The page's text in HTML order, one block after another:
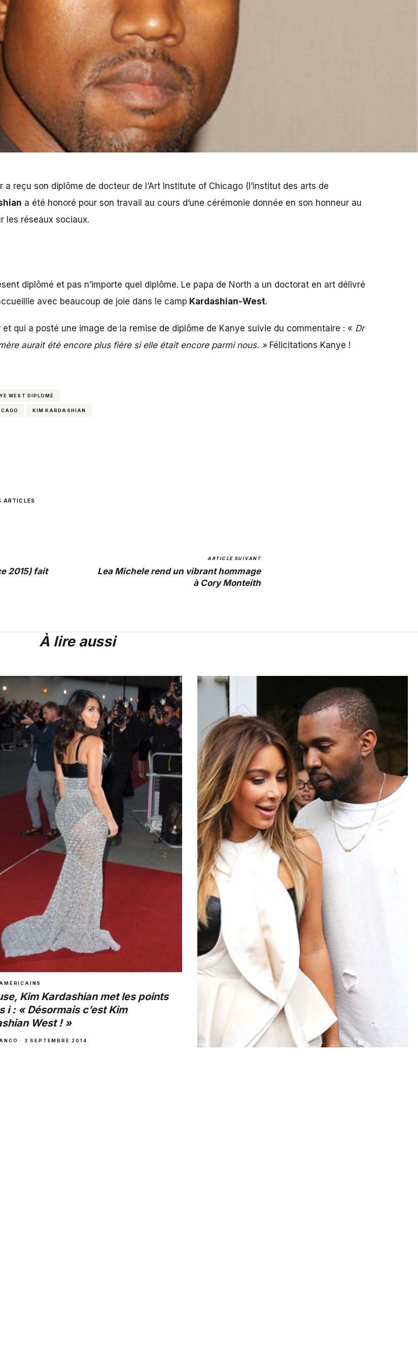
reçu son diplôme de docteur de l’Art Institute of Chicago (l’institut des arts de
a été honoré pour son travail au cours d’une cérémonie donnée en son honneur au
les réseaux sociaux.
diplômé et pas n’importe quel diplôme. Le papa de North a un doctorat en art délivré
avec beaucoup de joie dans le camp Kardashian-West.
qui a posté une image de la remise de diplôme de Kanye suivie du commentaire : « Dr
aurait été encore plus fière si elle était encore parmi nous. »Félicitations Kanye !
WEST DIPLOMÉ
KIM KARDASHIAN
ARTICLES
2015) fait
ARTICLE SUIVANT
Lea Michele rend un vibrant hommage
à Cory Monteith
À lire aussi
Kim Kardashian met les points
i : « Désormais c’est Kim
West ! »
· 3 SEPTEMBRE 2014